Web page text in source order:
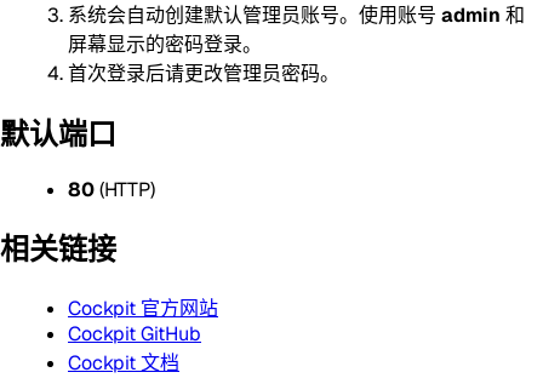
系统会自动创建默认管理员账号。使用账号 admin 和
屏幕显示的密码登录。
首次登录后请更改管理员密码。
默认端口
80(HTTP)
相关链接
Cockpit 官方网站
Cockpit GitHub
Cockpit 文档